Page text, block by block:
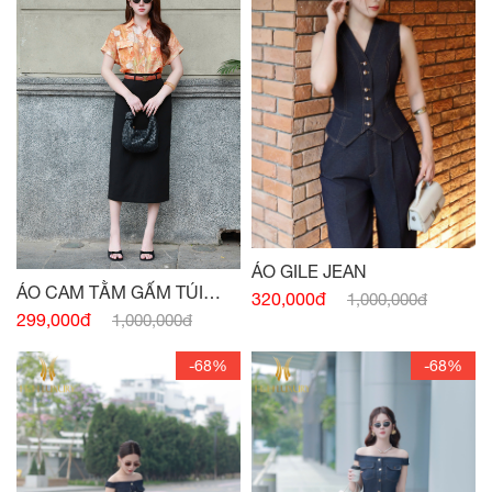
ÁO CAM TẰM GẤM TÚI
NGỰC
299,000đ 1,000,000đ
ÁO GILE JEAN
320,000đ
1,000,000đ
-68% -68%